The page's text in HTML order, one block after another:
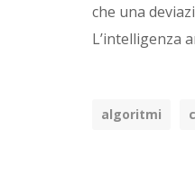
che una
L’intelligenza
algoritmi